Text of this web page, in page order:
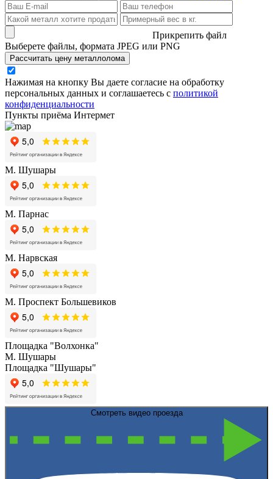
Прикрепить файл
Выберете файлы, формата JPEG или PNG
Рассчитать цену металлолома
Нажимая на кнопку Вы даете согласие на обработку
персональных данных и соглашаетесь с политикой
конфиденциальности
Пункты приёма Интермет
М. Шушары
М. Парнас
М. Нарвская
М. Проспект Большевиков
Площадка "Волхонка"
М. Шушары
Площадка "Шушары"
Смотреть видео проезда